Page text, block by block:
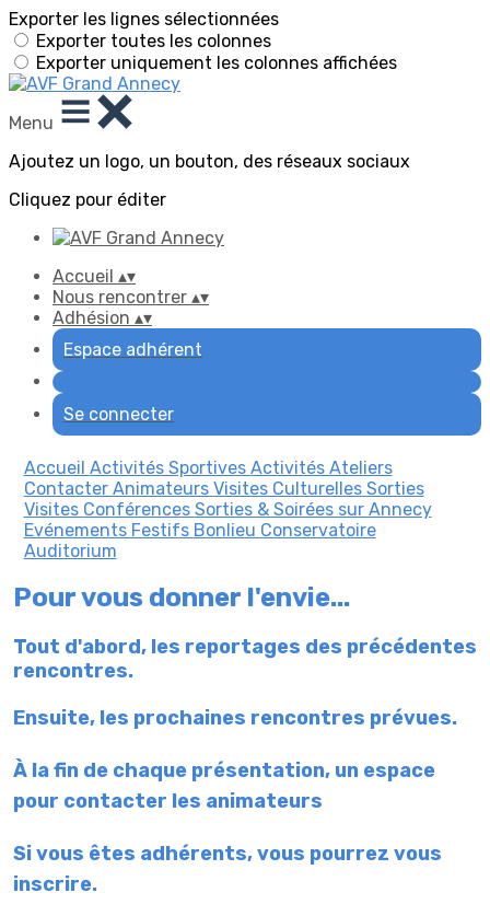
Exporter les lignes sélectionnées
Exporter toutes les colonnes
Exporter uniquement les colonnes affichées
Menu
Ajoutez un logo, un bouton, des réseaux sociaux
Cliquez pour éditer
Accueil ▴▾
Nous rencontrer ▴▾
Adhésion ▴▾
Espace adhérent
Se connecter
Accueil Activités Sportives Activités Ateliers
Contacter Animateurs Visites Culturelles Sorties
Visites Conférences Sorties & Soirées sur Annecy
Evénements Festifs Bonlieu Conservatoire
Auditorium
Pour vous donner l'envie...
Tout d'abord, les reportages des précédentes
rencontres.
Ensuite, les prochaines rencontres prévues.
À la fin de chaque présentation, un espace
pour contacter les animateurs
Si vous êtes adhérents, vous pourrez vous
inscrire.